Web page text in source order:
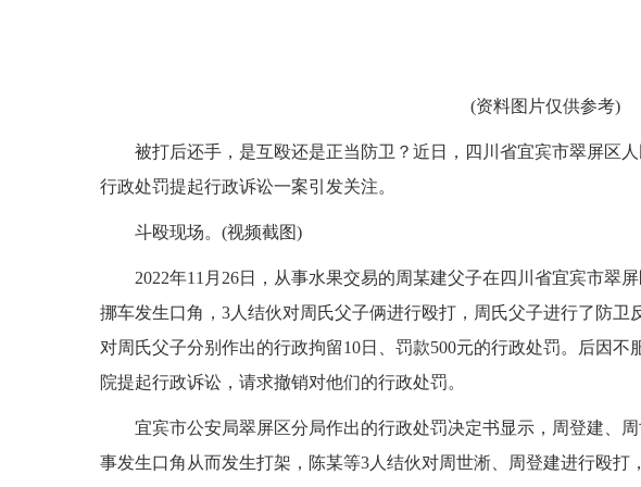
(资料图片仅供参考)
被打后还手，是互殴还是正当防卫？近日，四川省宜宾市翠屏区
行政处罚提起行政诉讼一案引发关注。
斗殴现场。(视频截图)
2022年11月26日，从事水果交易的周某建父子在四川省宜宾市翠
挪车发生口角，3人结伙对周氏父子俩进行殴打，周氏父子进行了防
对周氏父子分别作出的行政拘留10日、罚款500元的行政处罚。后因
院提起行政诉讼，请求撤销对他们的行政处罚。
宜宾市公安局翠屏区分局作出的行政处罚决定书显示，周登建、
事发生口角从而发生打架，陈某等3人结伙对周世淅、周登建进行殴打